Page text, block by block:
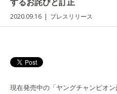
2020.09.16 プレスリリース
現在発売中の「ヤングチャンピオ